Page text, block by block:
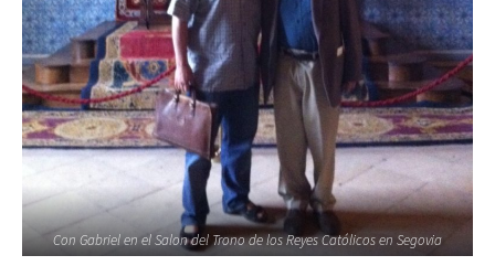
Con Gabriel en el Salon del Trono de los Reyes Católicos en Segovia